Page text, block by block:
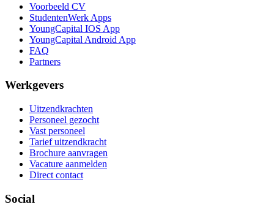
Voorbeeld CV
StudentenWerk Apps
YoungCapital IOS App
YoungCapital Android App
FAQ
Partners
Werkgevers
Uitzendkrachten
Personeel gezocht
Vast personeel
Tarief uitzendkracht
Brochure aanvragen
Vacature aanmelden
Direct contact
Social